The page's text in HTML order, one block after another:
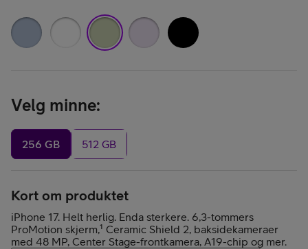
Velg minne:
256 GB 512 GB
Kort om produktet
iPhone 17. Helt herlig. Enda sterkere. 6,3-tommers
ProMotion skjerm,¹ Ceramic Shield 2, baksidekameraer
med 48 MP, Center Stage-frontkamera, A19-chip og mer.